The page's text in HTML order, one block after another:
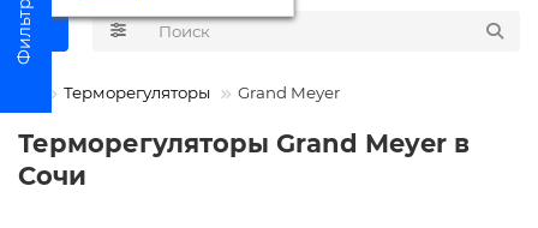
Терморегуляторы Grand Meyer
Терморегуляторы Grand Meyer в
Сочи